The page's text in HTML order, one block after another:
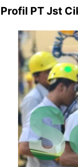
Profil PT Jst